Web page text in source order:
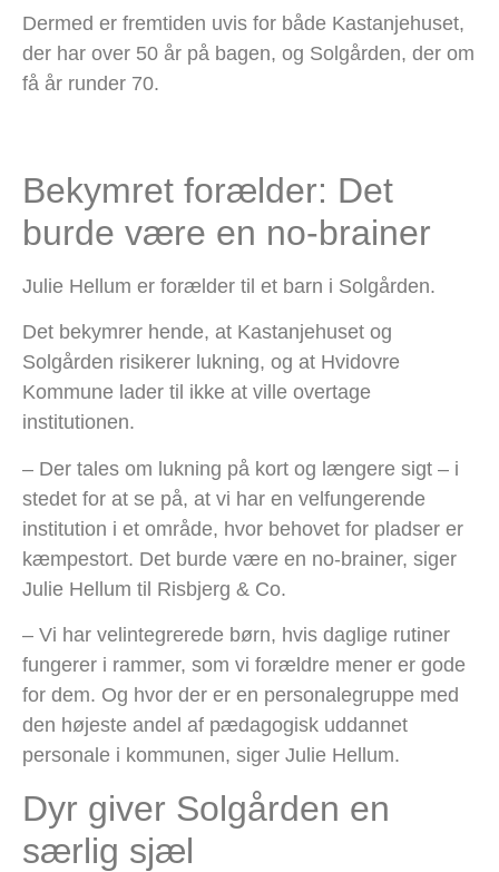
Dermed er fremtiden uvis for både Kastanjehuset,
der har over 50 år på bagen, og Solgården, der om
få år runder 70.
Bekymret forælder: Det
burde være en no-brainer
Julie Hellum er forælder til et barn i Solgården.
Det bekymrer hende, at Kastanjehuset og
Solgården risikerer lukning, og at Hvidovre
Kommune lader til ikke at ville overtage
institutionen.
– Der tales om lukning på kort og længere sigt – i
stedet for at se på, at vi har en velfungerende
institution i et område, hvor behovet for pladser er
kæmpestort. Det burde være en no-brainer, siger
Julie Hellum til Risbjerg & Co.
– Vi har velintegrerede børn, hvis daglige rutiner
fungerer i rammer, som vi forældre mener er gode
for dem. Og hvor der er en personalegruppe med
den højeste andel af pædagogisk uddannet
personale i kommunen, siger Julie Hellum.
Dyr giver Solgården en
særlig sjæl